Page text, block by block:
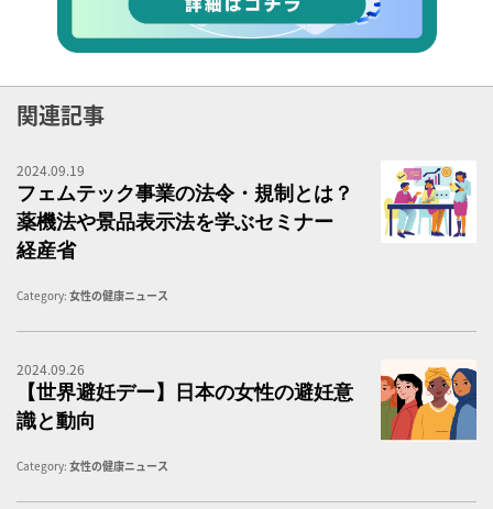
関連記事
2024.09.19
フェムテック事業の法令・規制とは？
薬機法や景品表示法を学ぶセミナー
経産省
Category: 女性の健康ニュース
2024.09.26
【世界避妊デー】日本の女性の避妊意
識と動向
Category: 女性の健康ニュース